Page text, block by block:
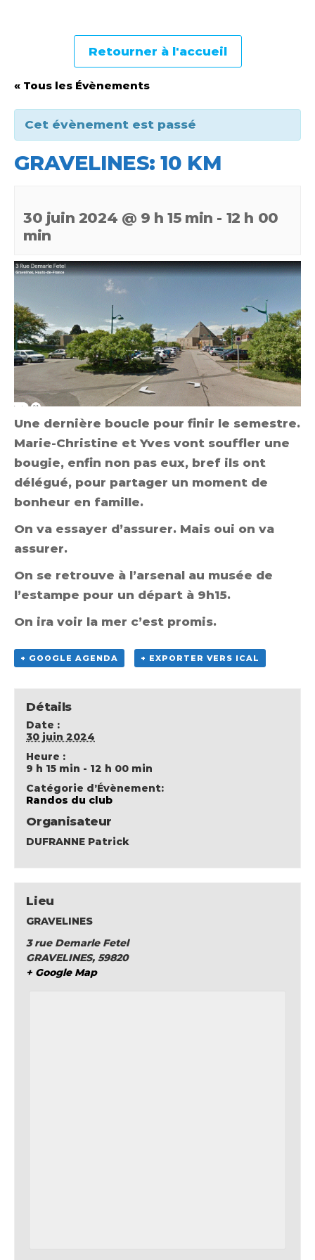
Retourner à l'accueil
« Tous les Évènements
Cet évènement est passé
GRAVELINES: 10 KM
30 juin 2024 @ 9 h 15 min - 12 h 00
min
Une dernière boucle pour finir le semestre.
Marie-Christine et Yves vont souffler une
bougie, enfin non pas eux, bref ils ont
délégué, pour partager un moment de
bonheur en famille.
On va essayer d’assurer. Mais oui on va
assurer.
On se retrouve à l’arsenal au musée de
l’estampe pour un départ à 9h15.
On ira voir la mer c’est promis.
+ GOOGLE AGENDA + EXPORTER VERS ICAL
Détails
Date :
30 juin 2024
Heure :
9 h 15 min - 12 h 00 min
Catégorie d’Évènement:
Randos du club
Organisateur
DUFRANNE Patrick
Lieu
GRAVELINES
3 rue Demarle Fetel
GRAVELINES, 59820
+ Google Map